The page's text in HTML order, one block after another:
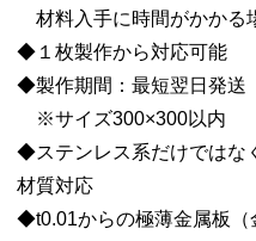
材料入手に時間がかかる
◆１枚製作から対応可能
◆製作期間：最短翌日発送
※サイズ300×300以内
◆ステンレス系だけではな
材質対応
◆t0.01からの極薄金属板（